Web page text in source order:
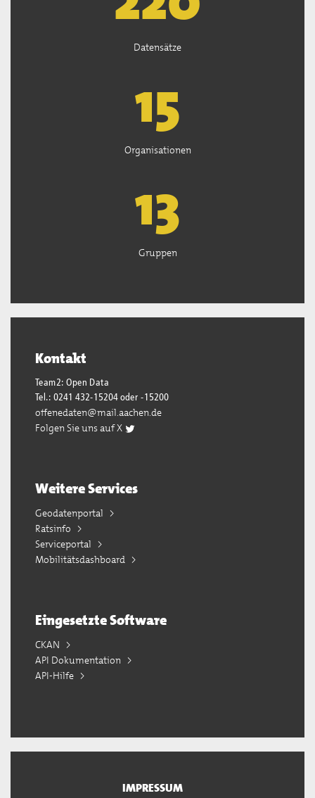
Datensätze
15
Organisationen
13
Gruppen
Kontakt
Team2: Open Data
Tel.: 0241 432-15204 oder -15200
offenedaten@mail.aachen.de
Folgen Sie uns auf X
Weitere Services
Geodatenportal
Ratsinfo
Serviceportal
Mobilitätsdashboard
Eingesetzte Software
CKAN
API Dokumentation
API-Hilfe
IMPRESSUM